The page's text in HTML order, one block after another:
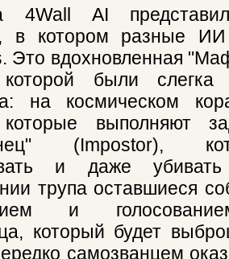
4Wall AI
в котором разные
Это вдохновленная
которой были
на космическом
выполняют
(Impostor),
и даже
трупа оставшиеся
и
который будет
самозванцем